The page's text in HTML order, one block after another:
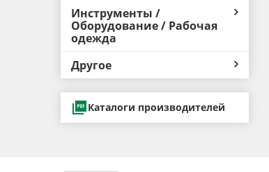
Инструменты /
Оборудование / Рабочая
одежда
Другое
Каталоги производителей